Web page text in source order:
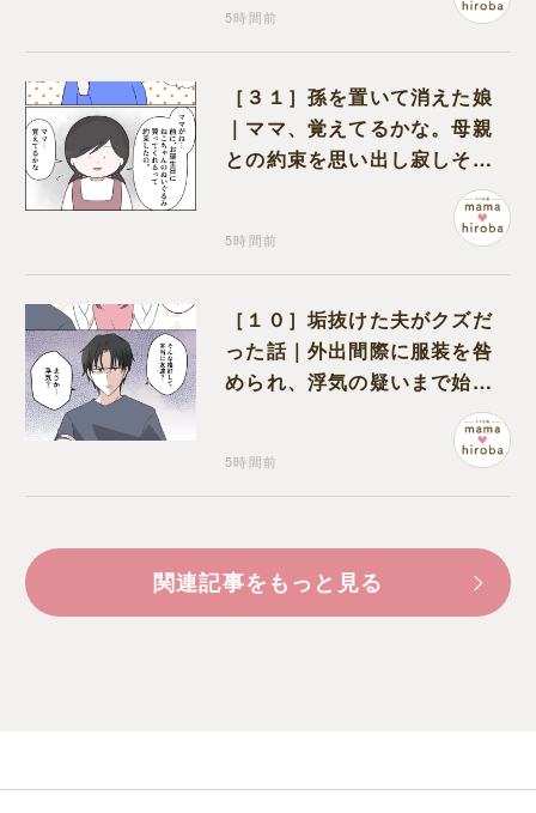
5時間前
［３１］孫を置いて消えた娘
｜ママ、覚えてるかな。母親
との約束を思い出し寂しそう
5時間前
［１０］垢抜けた夫がクズだ
った話｜外出間際に服装を咎
められ、浮気の疑いまで始め
5時間前
関連記事をもっと見る